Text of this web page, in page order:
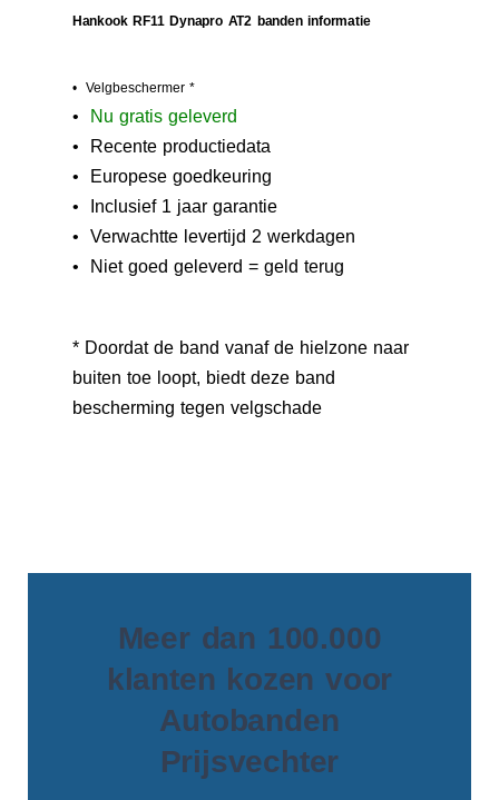
Hankook RF11 Dynapro AT2 banden informatie
• Velgbeschermer *
• N u gratis geleverd
• Recente productiedata
• Europese goedkeuring
• Inclusief 1 jaar garantie
• Verwachtte levertijd 2 werkdagen
• Niet goed geleverd = geld terug
* Doordat de band vanaf de hielzone naar
buiten toe loopt, biedt deze band
bescherming tegen velgschade
Meer dan 100.000
klanten kozen voor
Autobanden
Prijsvechter